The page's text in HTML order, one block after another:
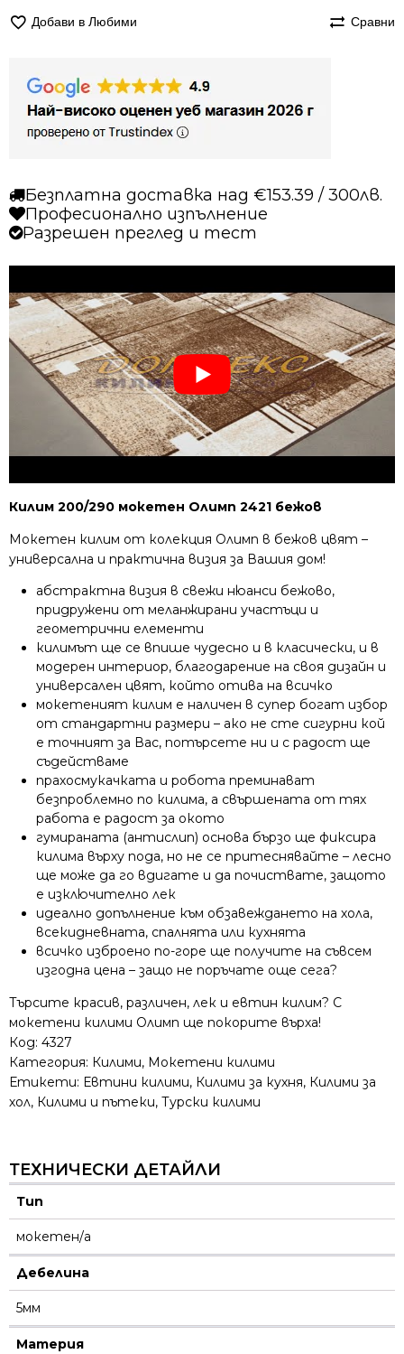
200/290
2421
бежов
Добави в Любими Сравни
Безплатна доставка над €153.39 / 300лв.
Професионално изпълнение
Разрешен преглед и тест
Килим 200/290 мокетен Олимп 2421 бежов
Мокетен килим от колекция Олимп в бежов цвят –
универсална и практична визия за Вашия дом!
абстрактна визия в свежи нюанси бежово,
придружени от меланжирани участъци и
геометрични елементи
килимът ще се впише чудесно и в класически, и в
модерен интериор, благодарение на своя дизайн и
универсален цвят, който отива на всичко
мокетеният килим е наличен в супер богат избор
от стандартни размери – ако не сте сигурни кой
е точният за Вас, потърсете ни и с радост ще
съдействаме
прахосмукачката и робота преминават
безпроблемно по килима, а свършената от тях
работа е радост за окото
гумираната (антислип) основа бързо ще фиксира
килима върху пода, но не се притеснявайте – лесно
ще може да го вдигате и да почиствате, защото
е изключително лек
идеално допълнение към обзавеждането на хола,
всекидневната, спалнята или кухнята
всичко изброено по-горе ще получите на съвсем
изгодна цена – защо не поръчате още сега?
Търсите красив, различен, лек и евтин килим? С
мокетени килими Олимп ще покорите върха!
Код: 4327
Категория: Килими, Мокетени килими
Етикети: Евтини килими, Килими за кухня, Килими за
хол, Килими и пътеки, Турски килими
ТЕХНИЧЕСКИ ДЕТАЙЛИ
Тип
мокетен/а
Дебелина
5мм
Материя